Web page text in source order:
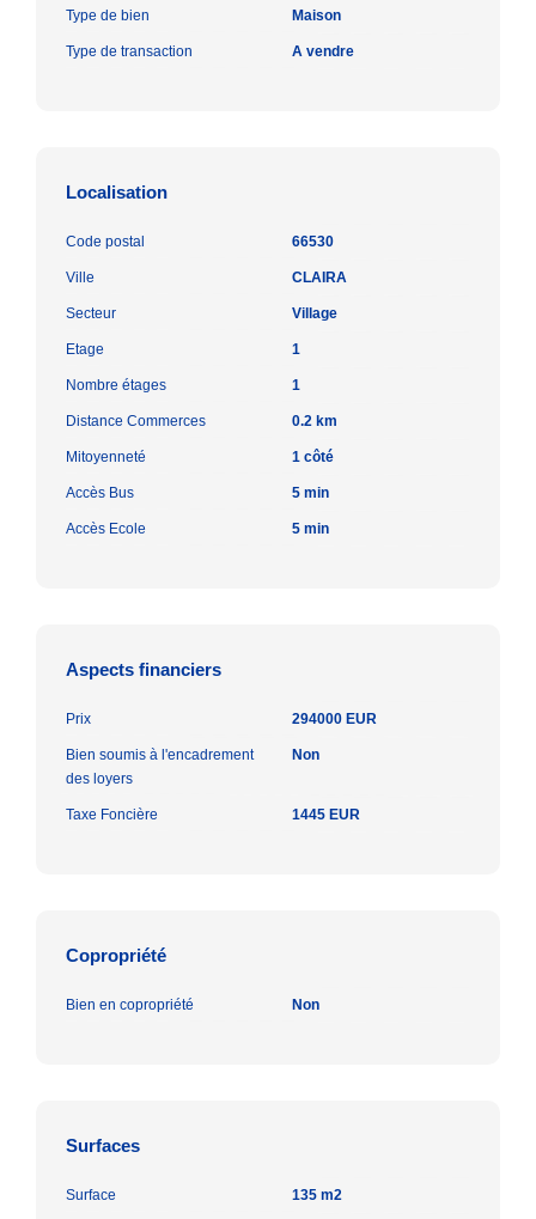
Type de bien Maison
Type de transaction A vendre
Localisation
Code postal 66530
Ville CLAIRA
Secteur Village
Etage 1
Nombre étages 1
Distance Commerces 0.2 km
Mitoyenneté 1 côté
Accès Bus 5 min
Accès Ecole 5 min
Aspects financiers
Prix 294000 EUR
Bien soumis à l'encadrement
des loyers
Non
Taxe Foncière 1445 EUR
Copropriété
Bien en copropriété Non
Surfaces
Surface 135 m2